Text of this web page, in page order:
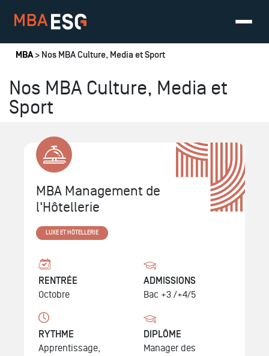
Vous êtes ici
MBA> Nos MBA Culture, Media et Sport
Nos MBA Culture, Media et
Sport
MBA Management de
l'Hôtellerie
LUXE ET HÔTELLERIE
RENTRÉE
Octobre
ADMISSIONS
Bac +3 /+4/5
RYTHME
Apprentissage,
DIPLÔME
Manager des